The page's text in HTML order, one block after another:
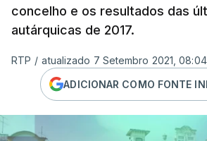
concelho e os resultados das
autárquicas de 2017.
RTP / atualizado 7 Setembro 2021, 08:04
ADICIONAR COMO FONTE